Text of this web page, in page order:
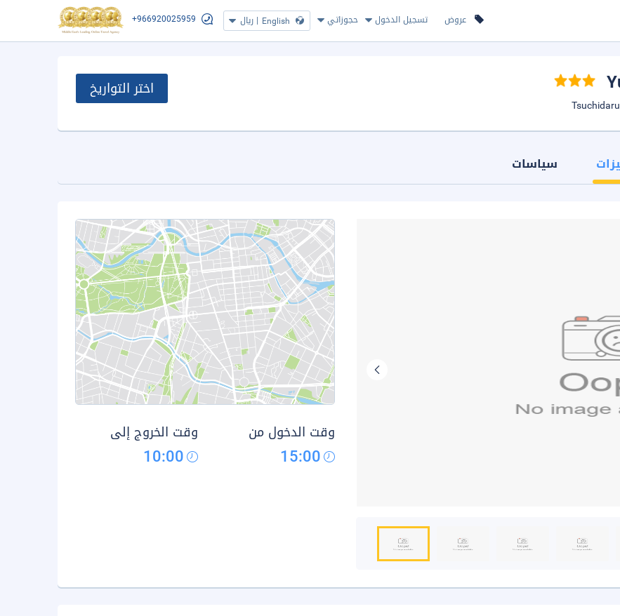
عروض تسجيل الدخول حجوزاتي English
| ريال +966920025959
اختر التواريخ
سياسات
وقت الدخول من
15:00
وقت الخروج إلى
10:00